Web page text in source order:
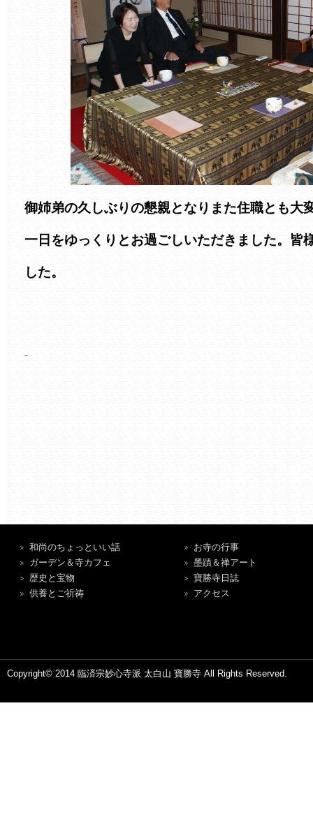
御姉弟の久しぶりの懇親となりまた住職とも大
一日をゆっくりとお過ごしいただきました。皆
した。
和尚のちょっといい話
ガーデン＆寺カフェ
歴史と宝物
供養とご祈祷
お寺の行事
墨蹟＆禅アート
寶勝寺日誌
アクセス
Copyright© 2014 臨済宗妙心寺派 太白山 寶勝寺 All Rights Reserved.